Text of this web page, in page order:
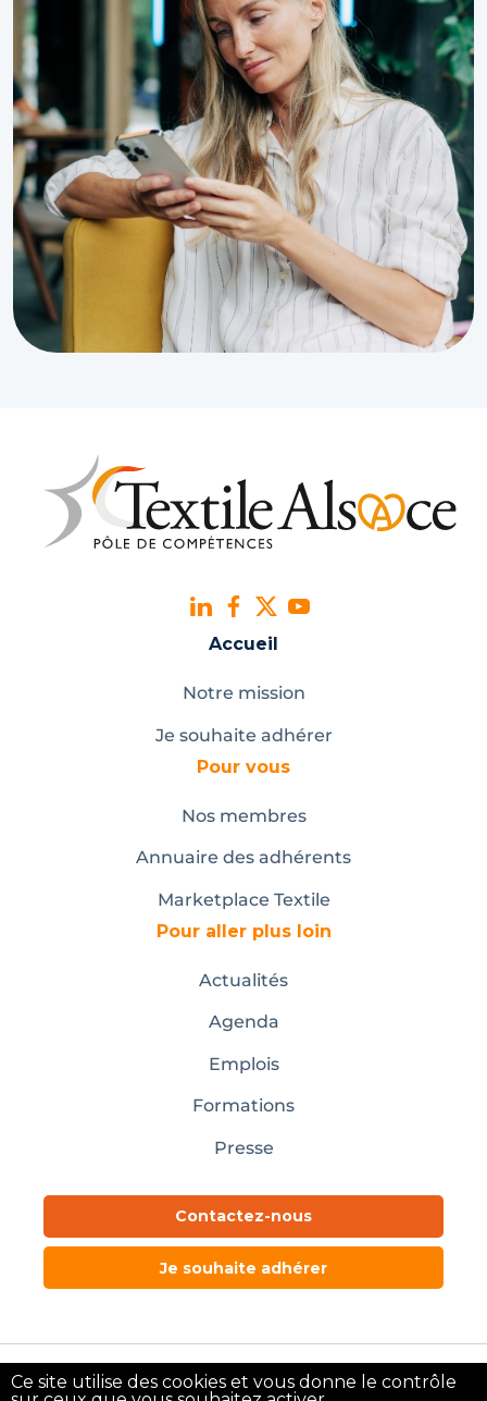
Accueil
Notre mission
Je souhaite adhérer
Pour vous
Nos membres
Annuaire des adhérents
Marketplace Textile
Pour aller plus loin
Actualités
Agenda
Emplois
Formations
Presse
Contactez-nous
Je souhaite adhérer
Mentions légales
Ce site utilise des cookies et vous donne le contrôle